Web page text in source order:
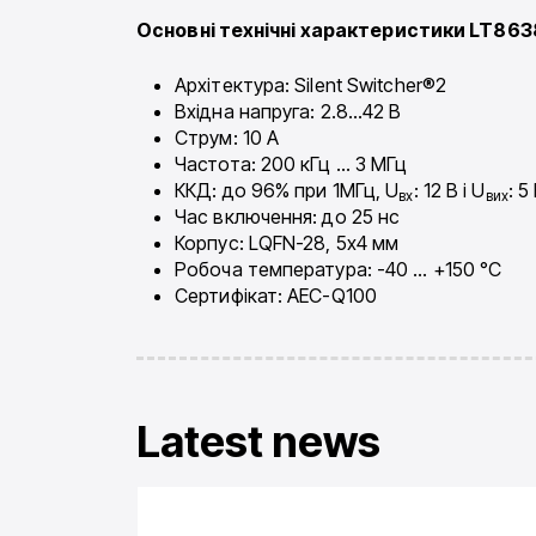
Основні технічні характеристики
Архітектура: Silent Switcher®2
Вхідна напруга: 2.8…42 В
Струм: 10 А
Частота: 200 кГц … 3 МГц
ККД: до 96% при 1МГц, Uвх: 12 В і Uвих: 5
Час включення: до 25 нс
Корпус: LQFN-28, 5х4 мм
Робоча температура: -40 … +150 °C
Сертифікат: AEC-Q100
Latest news